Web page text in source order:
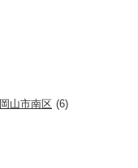
岡山市南区 (6)